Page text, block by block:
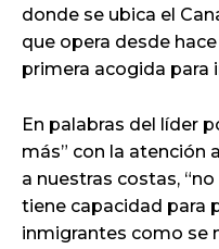
donde se ubica el
que opera desde
primera acogida para
En palabras del líder
más” con la atención
a nuestras costas,
tiene capacidad para
inmigrantes como se